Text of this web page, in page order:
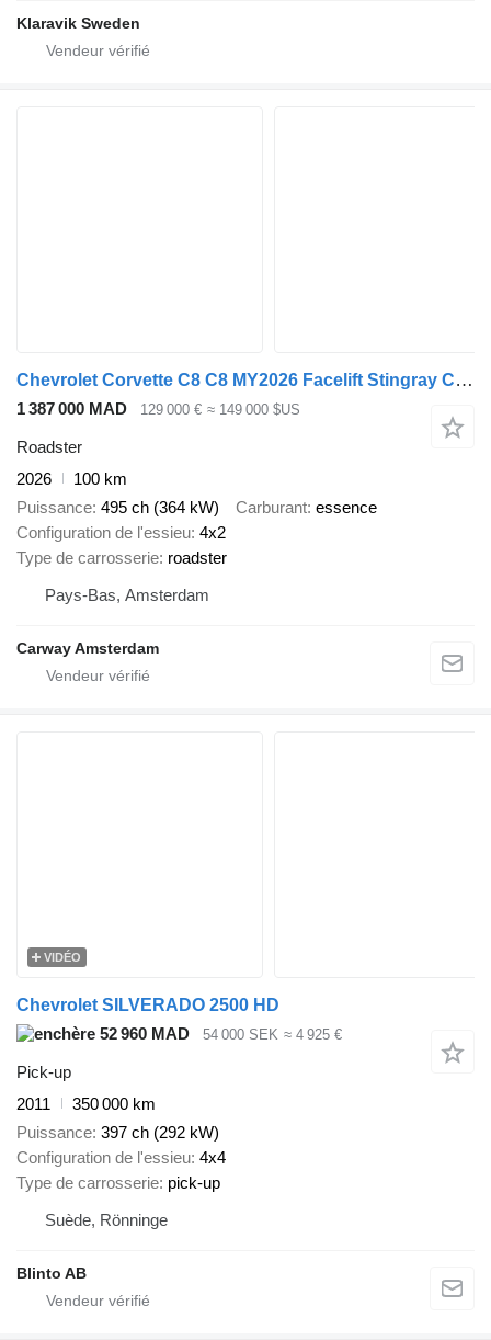
Klaravik Sweden
Chevrolet Corvette C8 C8 MY2026 Facelift Stingray Convertible
1 387 000 MAD 129 000 € ≈ 149 000 $US
Roadster
2026
100 km
Puissance 495 ch (364 kW) Carburant essence
Configuration de l'essieu 4x2
Type de carrosserie roadster
Pays-Bas, Amsterdam
Carway Amsterdam
VIDÉO
Chevrolet SILVERADO 2500 HD
52 960 MAD
54 000 SEK ≈ 4 925 €
Pick-up
2011
350 000 km
Puissance 397 ch (292 kW)
Configuration de l'essieu 4x4
Type de carrosserie pick-up
Suède, Rönninge
Blinto AB